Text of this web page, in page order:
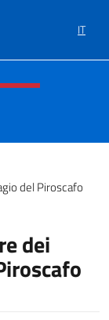
IT
menù
del Piroscafo
dei